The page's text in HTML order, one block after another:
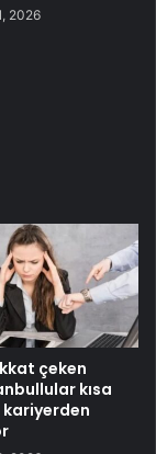
2026
çeken
kısa